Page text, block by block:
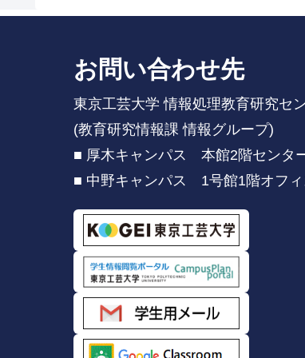
お問い合わせ先
東京工芸大学 情報処理教育研究セ
(教育研究情報課 情報グループ)
■ 厚木キャンパス 本館2階センタ
■ 中野キャンパス 1号館1階オフ